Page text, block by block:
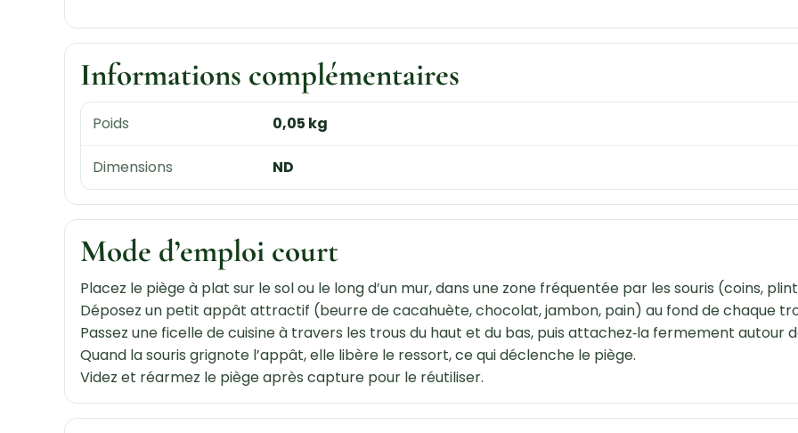
Informations complémentaires
Poids 0,05 kg
Dimensions ND
Mode d’emploi court
Placez le piège à plat sur le sol ou le long d’un mur, dans une zone fréquentée par les souris (coins,
Déposez un petit appât attractif (beurre de cacahuète, chocolat, jambon, pain) au fond de chaque
Passez une ficelle de cuisine à travers les trous du haut et du bas, puis attachez‑la fermement autour
Quand la souris grignote l’appât, elle libère le ressort, ce qui déclenche le piège.
Videz et réarmez le piège après capture pour le réutiliser.